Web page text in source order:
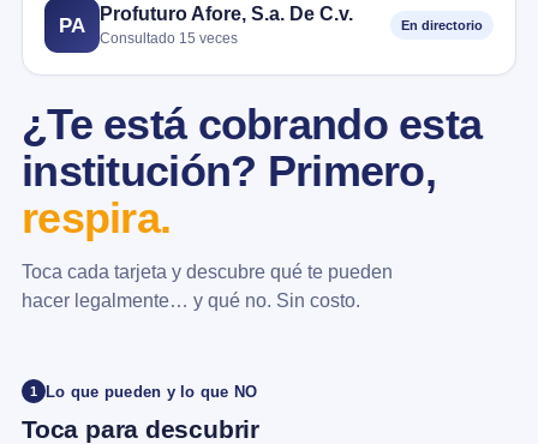
PA
Profuturo Afore, S.a. De C.v.
Consultado 15 veces
En directorio
¿Te está cobrando esta
institución? Primero,
respira.
Toca cada tarjeta y descubre qué te pueden
hacer legalmente… y qué no. Sin costo.
1 Lo que pueden y lo que NO
Toca para descubrir